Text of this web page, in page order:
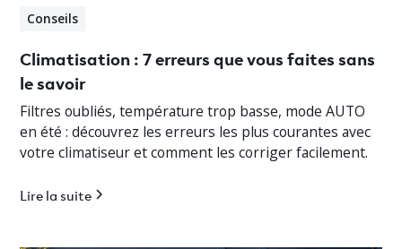
Conseils
Climatisation : 7 erreurs que vous faites sans
le savoir
Filtres oubliés, température trop basse, mode AUTO
en été : découvrez les erreurs les plus courantes avec
votre climatiseur et comment les corriger facilement.
Lire la suite